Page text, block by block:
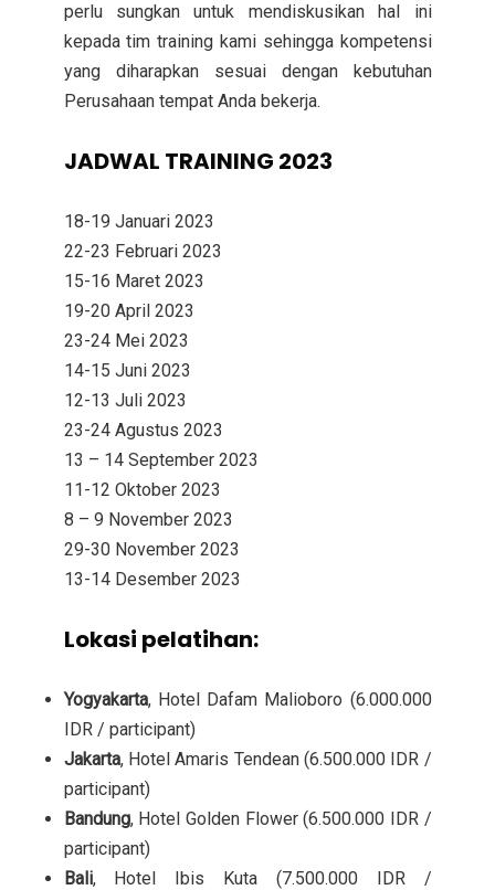
perlu sungkan untuk mendiskusikan hal ini
kepada tim training kami sehingga kompetensi
yang diharapkan sesuai dengan kebutuhan
Perusahaan tempat Anda bekerja.
JADWAL TRAINING 2023
18-19 Januari 2023
22-23 Februari 2023
15-16 Maret 2023
19-20 April 2023
23-24 Mei 2023
14-15 Juni 2023
12-13 Juli 2023
23-24 Agustus 2023
13 – 14 September 2023
11-12 Oktober 2023
8 – 9 November 2023
29-30 November 2023
13-14 Desember 2023
Lokasi pelatihan:
Yogyakarta, Hotel Dafam Malioboro (6.000.000
IDR / participant)
Jakarta, Hotel Amaris Tendean (6.500.000 IDR /
participant)
Bandung, Hotel Golden Flower (6.500.000 IDR /
participant)
Bali, Hotel Ibis Kuta (7.500.000 IDR /